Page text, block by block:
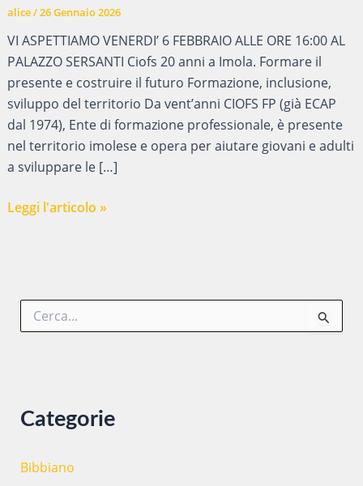
alice/26 Gennaio 2026
VI ASPETTIAMO VENERDI’ 6 FEBBRAIO ALLE ORE 16:00 AL
PALAZZO SERSANTI Ciofs 20 anni a Imola. Formare il
presente e costruire il futuro Formazione, inclusione,
sviluppo del territorio Da vent’anni CIOFS FP (già ECAP
dal 1974), Ente di formazione professionale, è presente
nel territorio imolese e opera per aiutare giovani e adulti
a sviluppare le […]
CIOFS
IMOLA
Leggi l'articolo »
C
Categorie
Bibbiano